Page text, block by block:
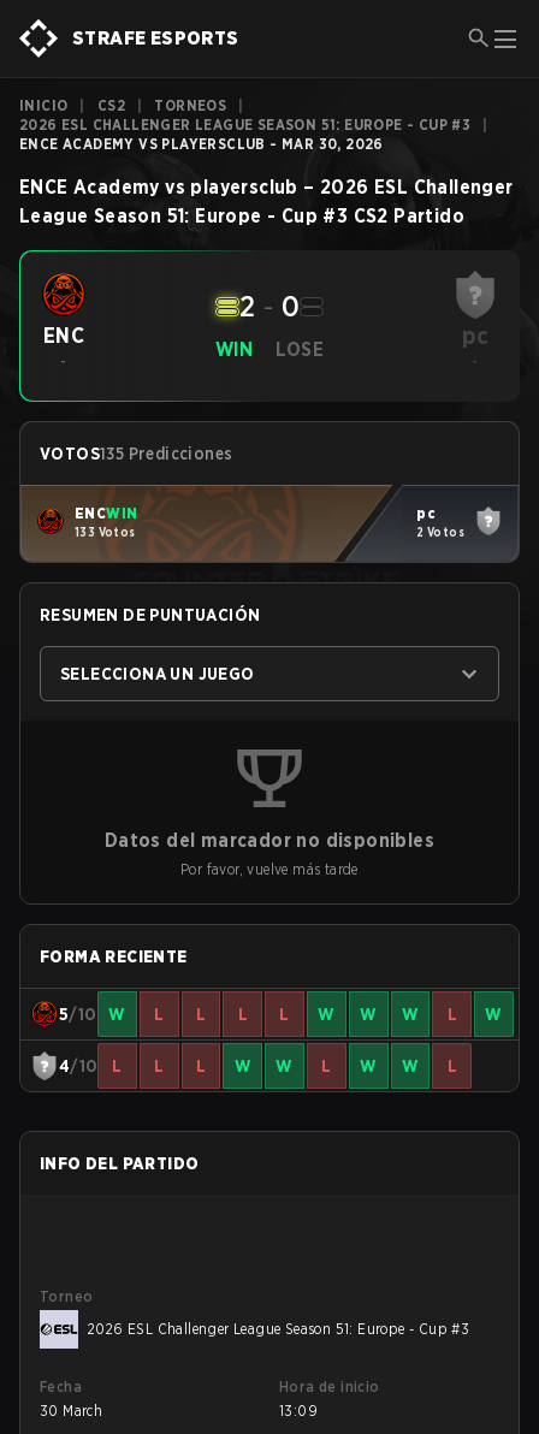
STRAFE ESPORTS
INICIO CS2 TORNEOS
2026 ESL CHALLENGER LEAGUE SEASON 51: EUROPE - CUP #3
ENCE ACADEMY VS PLAYERSCLUB - MAR 30, 2026
ENCE Academy vs playersclub – 2026 ESL Challenger
League Season 51: Europe - Cup #3 CS2 Partido
ENC
-
WIN
2 - 0
LOSE pc
-
VOTOS135 Predicciones
ENCWIN
133 Votos
pc
2 Votos
RESUMEN DE PUNTUACIÓN
SELECCIONA UN JUEGO
Datos del marcador no disponibles
Por favor, vuelve más tarde
FORMA RECIENTE
5/10 W L L L L W W W L W
4/10 L L L W W L W W L
INFO DEL PARTIDO
Torneo
2026 ESL Challenger League Season 51: Europe - Cup #3
Fecha
30 March
Hora de inicio
13:09